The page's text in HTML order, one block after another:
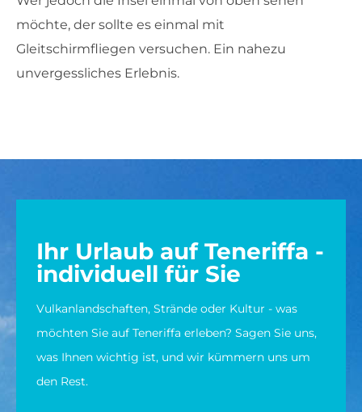
möchte, der sollte es einmal mit
Gleitschirmfliegen versuchen. Ein nahezu
unvergessliches Erlebnis.
Ihr Urlaub auf Teneriffa -
individuell für Sie
Vulkanlandschaften, Strände oder Kultur - was
möchten Sie auf Teneriffa erleben? Sagen Sie uns,
was Ihnen wichtig ist, und wir kümmern uns um
den Rest.